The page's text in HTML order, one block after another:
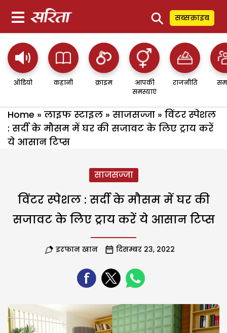
⚲ सब्सक्राइब
ऑडियो कहानी क्राइम
आपकी
समस्याएं
राजनीति
Home » लाइफ स्टाइल » साजसज्जा » विंटर स्पेशल
: सर्दी के मौसम में घर की सजावट के लिए ट्राय करें
ये आसान टिप्स
साजसज्जा
विंटर स्पेशल : सर्दी के मौसम में घर की
सजावट के लिए ट्राय करें ये आसान टिप्स
इरफान खान दिसम्बर 23, 2022